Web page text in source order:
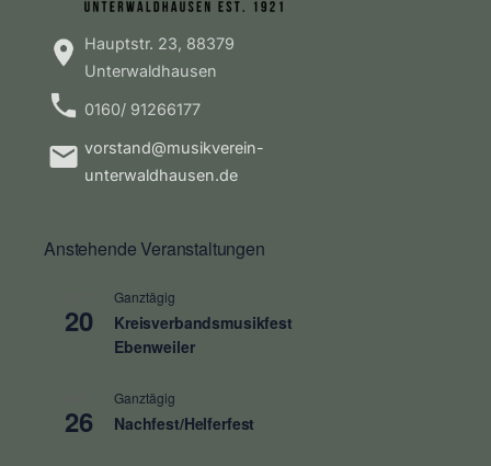
Hauptstr. 23, 88379
Unterwaldhausen
0160/ 91266177
vorstand@musikverein-
unterwaldhausen.de
Anstehende Veranstaltungen
20
Ganztägig
Kreisverbandsmusikfest
Ebenweiler
26
Ganztägig
Nachfest/Helferfest